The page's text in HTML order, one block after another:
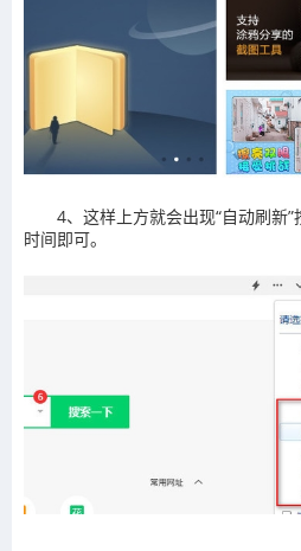
4、 这样上方就会出现“自动刷新
时间即可。